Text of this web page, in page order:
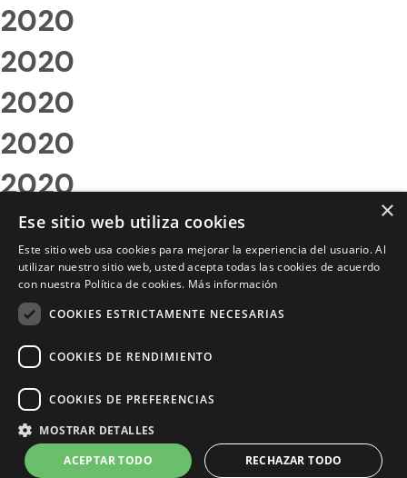
2020
2020
2020
2020
2020
2020
2020
2020
2020
2020
2020
×
Ese sitio web utiliza cookies
Este sitio web usa cookies para mejorar la experiencia del usuario. Al
utilizar nuestro sitio web, usted acepta todas las cookies de acuerdo
con nuestra Política de cookies. Más información
COOKIES ESTRICTAMENTE NECESARIAS
COOKIES DE RENDIMIENTO
COOKIES DE PREFERENCIAS
MOSTRAR DETALLES
ACEPTAR TODO
RECHAZAR TODO